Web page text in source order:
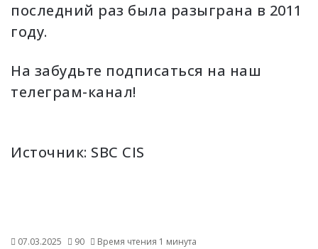
последний раз была разыграна в 2011
году.
Нa забудьте подписаться на наш
телеграм-канал!
Источник: SBC CIS
07.03.2025 90 Время чтения 1 минута